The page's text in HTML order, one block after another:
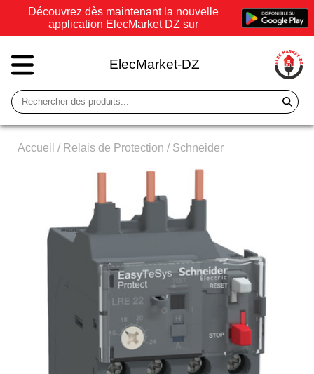
Découvrez dès maintenant la nouvelle
application ElecMarket DZ sur
ElecMarket-DZ
Accueil / Relais de Protection / Schneider